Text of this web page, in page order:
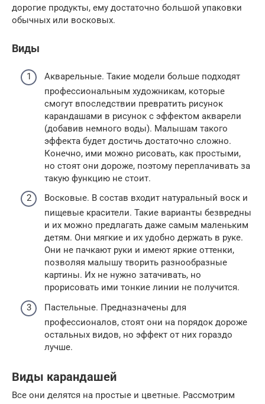
дорогие продукты, ему достаточно большой упаковки
обычных или восковых.
Виды
Акварельные. Такие модели больше подходят
профессиональным художникам, которые
смогут впоследствии превратить рисунок
карандашами в рисунок с эффектом акварели
(добавив немного воды). Малышам такого
эффекта будет достичь достаточно сложно.
Конечно, ими можно рисовать, как простыми,
но стоят они дороже, поэтому переплачивать за
такую функцию не стоит.
Восковые. В состав входит натуральный воск и
пищевые красители. Такие варианты безвредны
и их можно предлагать даже самым маленьким
детям. Они мягкие и их удобно держать в руке.
Они не пачкают руки и имеют яркие оттенки,
позволяя малышу творить разнообразные
картины. Их не нужно затачивать, но
прорисовать ими тонкие линии не получится.
Пастельные. Предназначены для
профессионалов, стоят они на порядок дороже
остальных видов, но эффект от них гораздо
лучше.
Виды карандашей
Все они делятся на простые и цветные. Рассмотрим